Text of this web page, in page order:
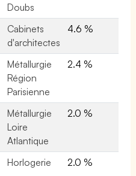
Doubs
Cabinets
d'architectes
4.6 %
Métallurgie
Région
Parisienne
2.4 %
Métallurgie
Loire
Atlantique
2.0 %
Horlogerie 2.0 %